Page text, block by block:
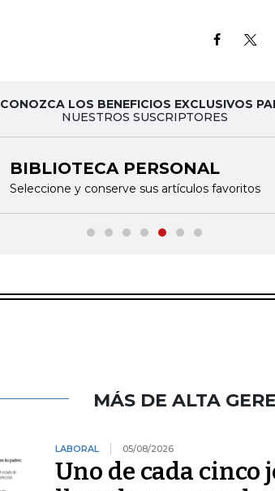
CONOZCA LOS BENEFICIOS EXCLUSIVOS
NUESTROS SUSCRIPTORES
BIBLIOTECA PERSONAL
Seleccione y conserve sus artículos favoritos
MÁS DE ALTA
LABORAL 05/08/2026
Uno de cada cinco